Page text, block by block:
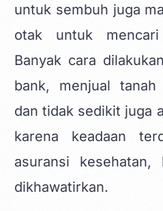
untuk sembuh juga
otak untuk
Banyak cara
bank, menjual
dan tidak sedikit juga
karena keadaan
asuransi
dikhawatirkan.